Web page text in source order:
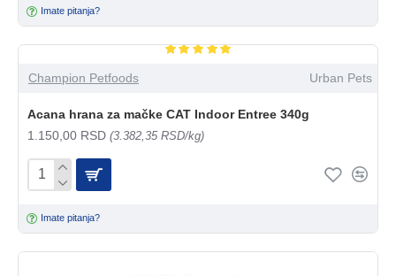
Imate pitanja?
Champion Petfoods Urban Pets
Acana hrana za mačke CAT Indoor Entree 340g
1.150,00 RSD (3.382,35 RSD/kg)
Imate pitanja?